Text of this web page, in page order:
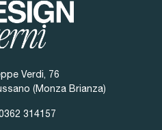
Verdi, 76
(Monza Brianza)
314157